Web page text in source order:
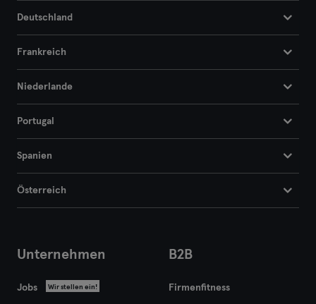
Deutschland
Frankreich
Niederlande
Portugal
Spanien
Österreich
Unternehmen
Jobs Wir stellen ein!
B2B
Firmenfitness